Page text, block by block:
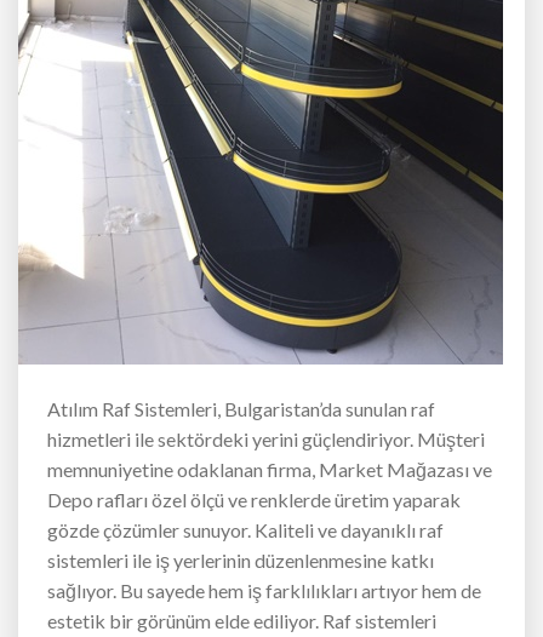
Atılım Raf Sistemleri, Bulgaristan’da sunulan raf
hizmetleri ile sektördeki yerini güçlendiriyor. Müşteri
memnuniyetine odaklanan firma, Market Mağazası ve
Depo rafları özel ölçü ve renklerde üretim yaparak
gözde çözümler sunuyor. Kaliteli ve dayanıklı raf
sistemleri ile iş yerlerinin düzenlenmesine katkı
sağlıyor. Bu sayede hem iş farklılıkları artıyor hem de
estetik bir görünüm elde ediliyor. Raf sistemleri